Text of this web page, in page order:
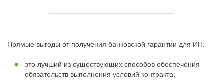
Прямые выгоды от получения банковской гарантии для ИП:
это лучший из существующих способов обеспечения
обязательств выполнения условий контракта;